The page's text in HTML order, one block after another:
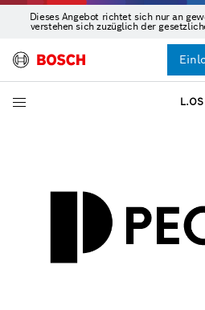
Dieses Angebot richtet sich nur an
verstehen sich zuzüglich der